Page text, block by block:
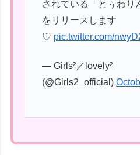
されている「とぅわり
をリリースします
♡ pic.twitter.com/
— Girls²／lovely²
(@Girls2_official)